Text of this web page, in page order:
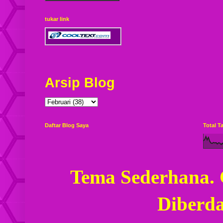
tukar link
Arsip Blog
Daftar Blog Saya Total
Tema